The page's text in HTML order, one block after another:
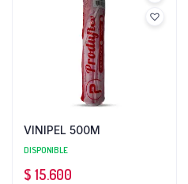
VINIPEL 500M
DISPONIBLE
$ 15.600